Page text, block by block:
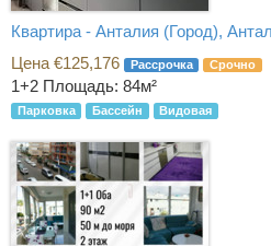
Квартира - Анталия (Город),
Цена €125,176
Рассрочка Срочно
1+2 Площадь: 84м²
Парковка Бассейн Видовая